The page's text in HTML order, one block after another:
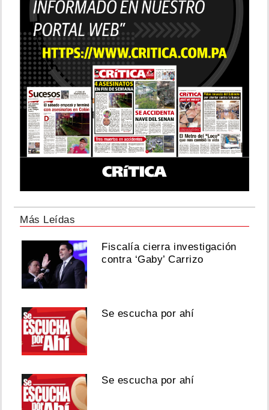
Más Leídas
Fiscalía cierra investigación
contra ‘Gaby’ Carrizo
Se escucha por ahí
Se escucha por ahí